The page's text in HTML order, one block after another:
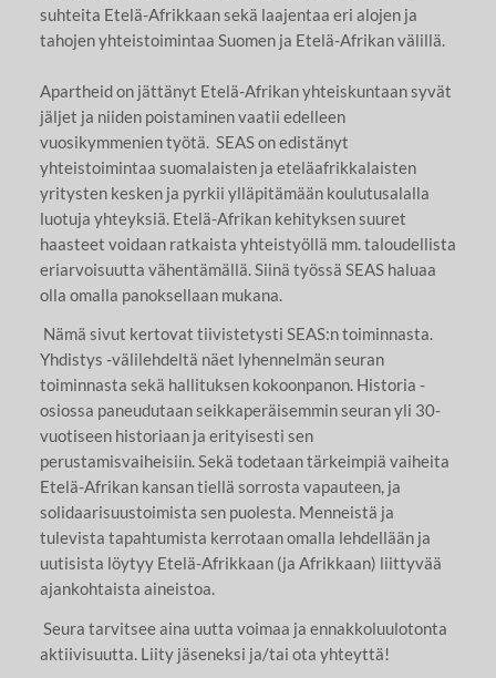
suhteita Etelä-Afrikkaan sekä laajentaa eri alojen ja
tahojen yhteistoimintaa Suomen ja Etelä-Afrikan välillä.
Apartheid on jättänyt Etelä-Afrikan yhteiskuntaan syvät
jäljet ja niiden poistaminen vaatii edelleen
vuosikymmenien työtä. SEAS on edistänyt
yhteistoimintaa suomalaisten ja eteläafrikkalaisten
yritysten kesken ja pyrkii ylläpitämään koulutusalalla
luotuja yhteyksiä. Etelä-Afrikan kehityksen suuret
haasteet voidaan ratkaista yhteistyöllä mm. taloudellista
eriarvoisuutta vähentämällä. Siinä työssä SEAS haluaa
olla omalla panoksellaan mukana.
Nämä sivut kertovat tiivistetysti SEAS:n toiminnasta.
Yhdistys -välilehdeltä näet lyhennelmän seuran
toiminnasta sekä hallituksen kokoonpanon. Historia -
osiossa paneudutaan seikkaperäisemmin seuran yli 30-
vuotiseen historiaan ja erityisesti sen
perustamisvaiheisiin. Sekä todetaan tärkeimpiä vaiheita
Etelä-Afrikan kansan tiellä sorrosta vapauteen, ja
solidaarisuustoimista sen puolesta. Menneistä ja
tulevista tapahtumista kerrotaan omalla lehdellään ja
uutisista löytyy Etelä-Afrikkaan (ja Afrikkaan) liittyvää
ajankohtaista aineistoa.
Seura tarvitsee aina uutta voimaa ja ennakkoluulotonta
aktiivisuutta. Liity jäseneksi ja/tai ota yhteyttä!